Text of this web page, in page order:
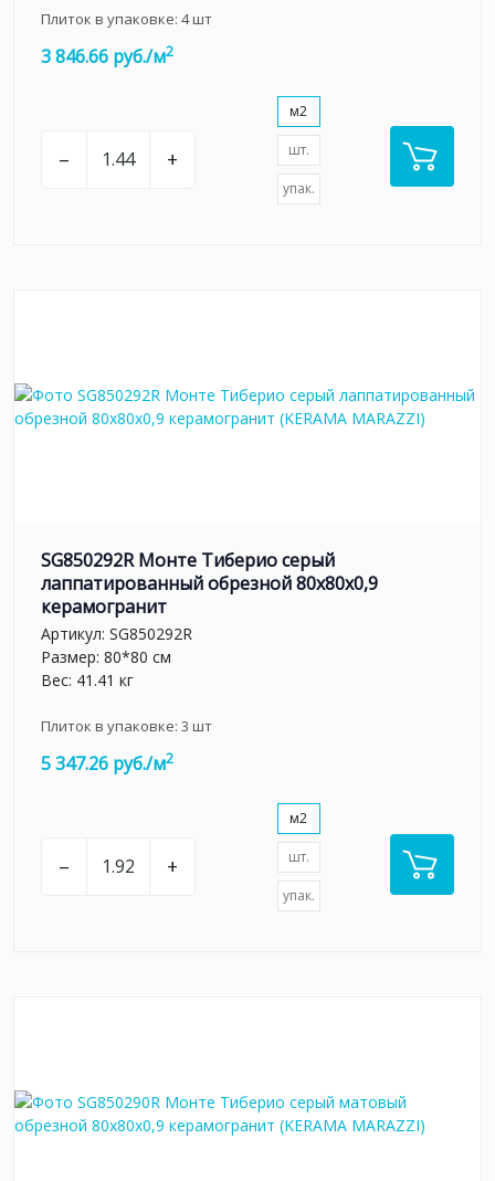
Плиток в упаковке: 4шт
3 846.66 руб./м2
– +
м2
шт.
упак.
SG850292R Монте Тиберио серый
лаппатированный обрезной 80x80x0,9
керамогранит
Артикул: SG850292R
Размер: 80*80 см
Вес: 41.41 кг
Плиток в упаковке: 3 шт
5 347.26 руб./м2
– +
м2
шт.
упак.